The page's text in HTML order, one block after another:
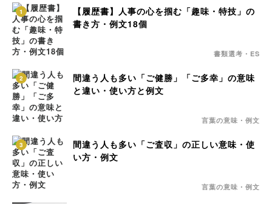
1
【履歴書】人事の心を掴む「趣味・特技」の
書き方・例文18個
書類選考・ES
2
間違う人も多い「ご健勝」「ご多幸」の意味
と違い・使い方と例文
言葉の意味・例文
3
間違う人も多い「ご査収」の正しい意味・使
い方・例文
言葉の意味・例文